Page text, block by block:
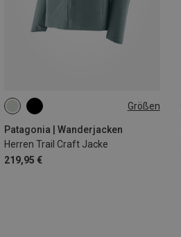
Größen
Patagonia | Wanderjacken
Herren Trail Craft Jacke
219,95 €
S M